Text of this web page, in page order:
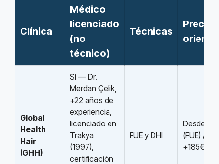
Clínica
Médico
licenciado
(no
técnico)
Técnicas
Precio
Global
Health
Hair
(GHH)
Sí — Dr.
Merdan Çelik,
+22 años de
experiencia,
licenciado en
Trakya
(1997),
certificación
FUE y DHI
Desde
(FUE) / DHI
+185€